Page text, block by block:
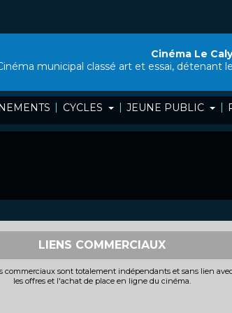
| CYCLES | JEUNE PUBLIC |
Cinéma Le
municipal classé art et essai, détenant
LIENS COMMERCIAUX
commerciaux sont totalement indépendants et sans lien avec
les offres et l'achat de place en ligne du cinéma.